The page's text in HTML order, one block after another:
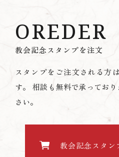
OREDER
教会記念スタンプを注文
スタンプをご注文される方
す。
相談も無料で承ってお
さい。
教会記念スタン